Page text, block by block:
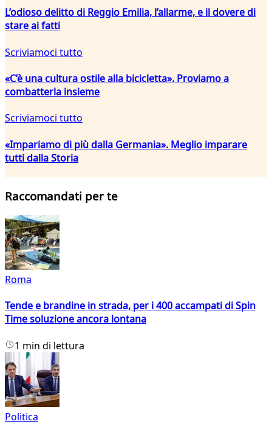
L’odioso delitto di Reggio Emilia, l’allarme, e il dovere di
stare ai fatti
Scriviamoci tutto
«C’è una cultura ostile alla bicicletta». Proviamo a
combatterla insieme
Scriviamoci tutto
«Impariamo di più dalla Germania». Meglio imparare
tutti dalla Storia
Raccomandati per te
Roma
Tende e brandine in strada, per i 400 accampati di Spin
Time soluzione ancora lontana
1 min di lettura
Politica